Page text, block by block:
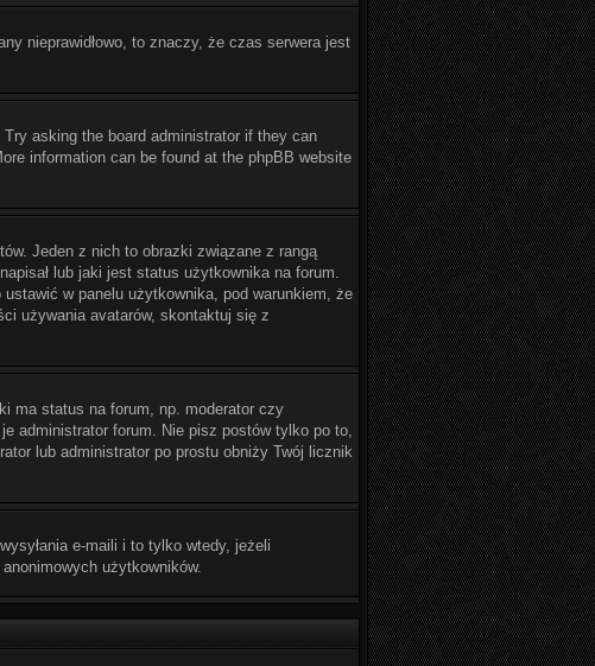
nieprawidłowo, to znaczy, że czas serwera jest
asking the board administrator if they can
information can be found at the phpBB website
Jeden z nich to obrazki związane z rangą
lub jaki jest status użytkownika na forum.
w panelu użytkownika, pod warunkiem, że
używania avatarów, skontaktuj się z
ma status na forum, np. moderator czy
administrator forum. Nie pisz postów tylko po to,
lub administrator po prostu obniży Twój licznik
e-maili i to tylko wtedy, jeżeli
użytkowników.